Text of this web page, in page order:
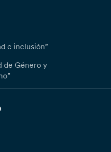
e inclusión”
de Género y